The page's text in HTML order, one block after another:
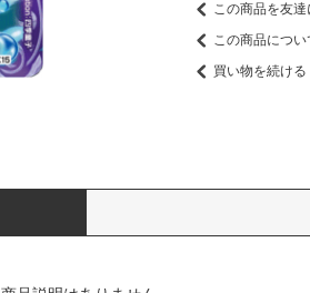
この商品を友達
この商品につ
買い物を続ける